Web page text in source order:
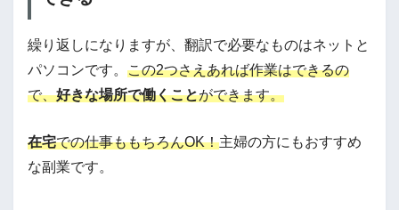
繰り返しになりますが、翻訳で必要なものはネットと
パソコンです。 この2つさえあれば作業はできるの
で、好きな場所で働くことができます。
在宅での仕事ももちろんOK！主婦の方にもおすすめ
な副業です。